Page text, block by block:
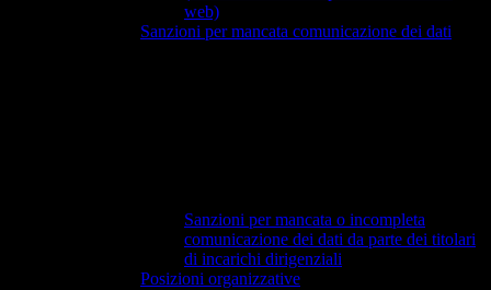
web)
Sanzioni per mancata comunicazione dei dati
Sanzioni per mancata o incompleta
comunicazione dei dati da parte dei titolari
di incarichi dirigenziali
Posizioni organizzative